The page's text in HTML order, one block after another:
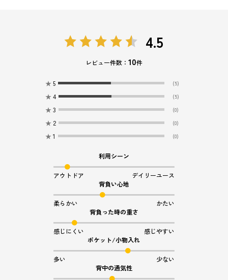
4.5
レビュー件数： 10件
★ 5 (5)
★ 4 (5)
★ 3 (0)
★ 2 (0)
★ 1 (0)
利用シーン
アウトドア
デイリーユース
背負い心地
柔らかい
かたい
背負った時の重さ
感じにくい
感じやすい
ポケット/小物入れ
多い
少ない
背中の通気性